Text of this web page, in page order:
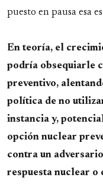
puesto en pausa esa
En teoría, el
podría obsequiarle
preventivo,
política de no
instancia y,
opción nuclear
contra un
respuesta nuclear o